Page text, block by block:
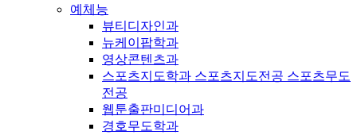
예체능
뷰티디자인과
뉴케이팝학과
영상콘텐츠과
스포츠지도학과 스포츠지도전공 스포츠무도
전공
웹툰출판미디어과
경호무도학과